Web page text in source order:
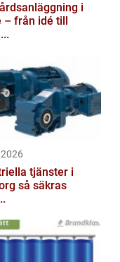
i
– från idé till
tjänster i